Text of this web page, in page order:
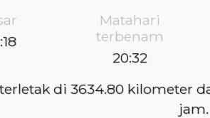
Matahari
terbenam
20:32
di 3634.80 kilometer
jam.